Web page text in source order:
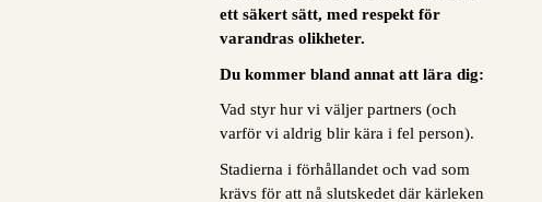
ett säkert sätt, med respekt för
varandras olikheter.
Du kommerbland annat att lära dig:
Vad styr hur vi väljer partners (och
varför vi aldrig blir kära i fel person).
Stadierna i förhållandet och vad som
krävs för att nå slutskedet där kärleken